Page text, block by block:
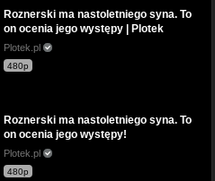
Roznerski ma nastoletniego syna. To
on ocenia jego występy | Plotek
Plotek.pl
480p
Roznerski ma nastoletniego syna. To
on ocenia jego występy!
Plotek.pl
480p